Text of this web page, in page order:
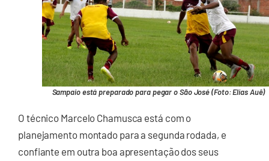
Sampaio está preparado para pegar o São José (Foto: Elias Auê)
O técnico Marcelo Chamusca está com o
planejamento montado para a segunda rodada, e
confiante em outra boa apresentação dos seus